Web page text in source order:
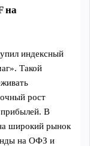
на
индексный
Такой
рост
прибылей. В
широкий рынок
на ОФЗ и